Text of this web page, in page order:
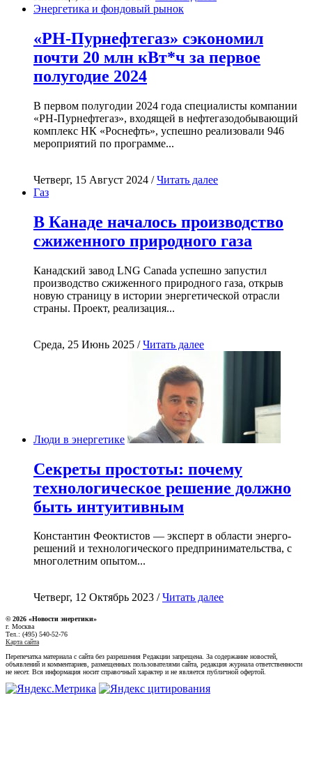
Энергетика и фондовый рынок
«РН-Пурнефтегаз» сэкономил
почти 20 млн кВт*ч за первое
полугодие 2024
В первом полугодии 2024 года специалисты компании
«РН-Пурнефтегаз», входящей в нефтегазодобывающий
комплекс НК «Роснефть», успешно реализовали 946
мероприятий по программе...
Четверг, 15 Август 2024 /Читать далее
Газ
В Канаде началось производство
сжиженного природного газа
Канадский завод LNG Canada успешно запустил
производство сжиженного природного газа, открыв
новую страницу в истории энергетической отрасли
страны. Проект, реализация...
Среда, 25 Июнь 2025 /Читать далее
Люди в энергетике
Секреты простоты: почему
технологическое решение должно
быть интуитивным
Константин Феоктистов — эксперт в области энерго-
решений и технологического предпринимательства, с
многолетним опытом...
Четверг, 12 Октябрь 2023 /Читать далее
© 2026 «Новости энеретики»
г. Москва
Тел.: (495) 540-52-76
Карта сайта
Перепечатка материала с сайта без разрешения Редакции запрещена. За содержание новостей,
объявлений и комментариев, размещенных пользователями сайта, редакция журнала ответственности
не несет. Вся информация носит справочный характер и не является публичной офертой.